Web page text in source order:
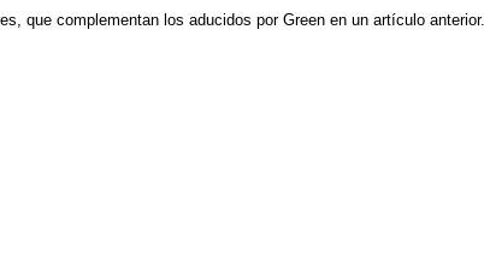
que complementan los aducidos por Green en un artículo anterior.